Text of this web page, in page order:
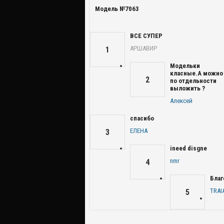
Модель №7063
1
ВСЕ СУПЕР
АРШАВИР
2
Модельки
класные.А можно
по отдельности
выложить ?
Алексей
3
спасибо
ЕЛЕНА
4
ineed disgne
nmr
5